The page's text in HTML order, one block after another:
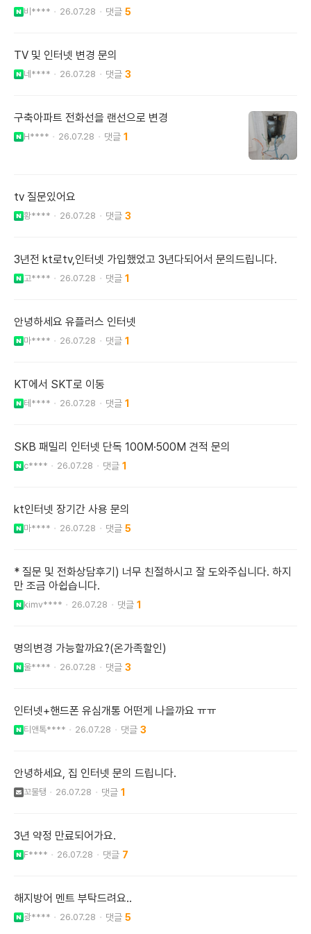
비**** 26.07.28 5
TV 및 인터넷 변경 문의
네**** 26.07.28 3
구축아파트 전화선을 랜선으로 변경
H**** 26.07.28 1
tv 질문있어요
황**** 26.07.28 3
3년전 kt로tv,인터넷 가입했었고 3년다되어서 문의드립니다.
고**** 26.07.28 1
안녕하세요 유플러스 인터넷
마**** 26.07.28 1
KT에서 SKT로 이동
테**** 26.07.28 1
SKB 패밀리 인터넷 단독 100M·500M 견적 문의
c**** 26.07.28 1
kt인터넷 장기간 사용 문의
마**** 26.07.28 5
* 질문 및 전화상담후기) 너무 친절하시고 잘 도와주십니다. 하지
만 조금 아쉽습니다.
kimv**** 26.07.28 1
명의변경 가능할까요?(온가족할인)
울**** 26.07.28 3
인터넷+핸드폰 유심개통 어떤게 나을까요 ㅠㅠ
티앤톡**** 26.07.28 3
안녕하세요, 집 인터넷 문의 드립니다.
꼬물탱 26.07.28 1
3년 약정 만료되어가요.
F**** 26.07.28 7
해지방어 멘트 부탁드려요..
광**** 26.07.28 5